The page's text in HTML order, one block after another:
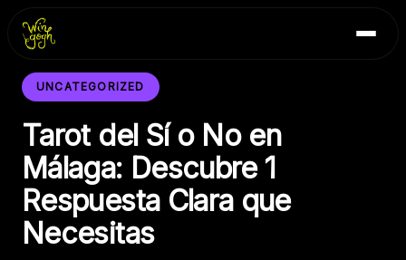
Inicio
Blog
Contacto
UNCATEGORIZED
Tarot del Sí o No en
Málaga: Descubre 1
Respuesta Clara que
Necesitas